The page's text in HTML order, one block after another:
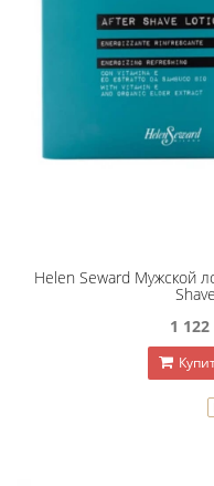
Helen Seward Мужской
1